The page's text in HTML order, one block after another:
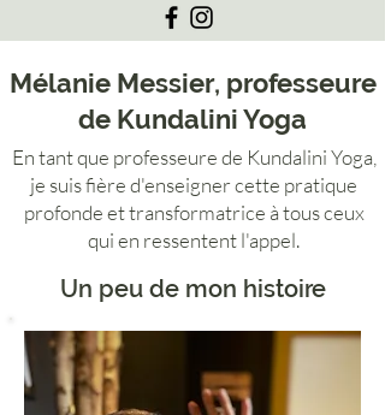
Mélanie Messier, professeure
de Kundalini Yoga
En tant que professeure de Kundalini Yoga,
je suis fière d'enseigner cette pratique
profonde et transformatrice à tous ceux
qui en ressentent l'appel.
Un peu de mon histoire